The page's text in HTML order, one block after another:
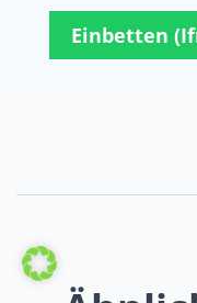
Einbetten